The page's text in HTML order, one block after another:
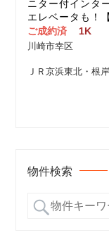
ニター付インタ
エレベータも！
ご成約済
1K
川崎市幸区
ＪＲ京浜東北・根
物件検索